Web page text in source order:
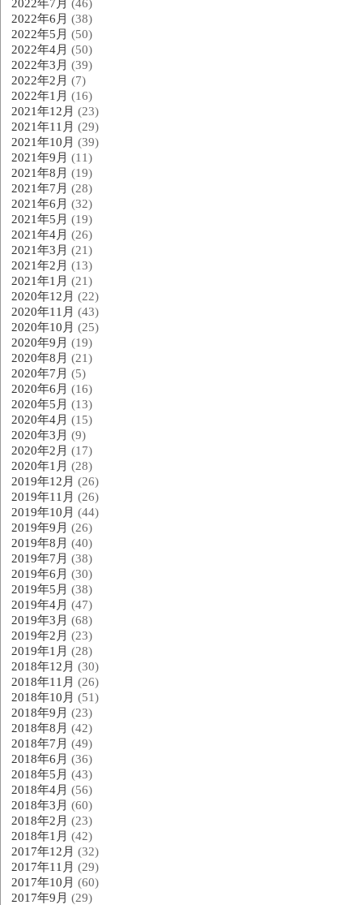
2022年7月 (46)
2022年6月 (38)
2022年5月 (50)
2022年4月 (50)
2022年3月 (39)
2022年2月 (7)
2022年1月 (16)
2021年12月 (23)
2021年11月 (29)
2021年10月 (39)
2021年9月 (11)
2021年8月 (19)
2021年7月 (28)
2021年6月 (32)
2021年5月 (19)
2021年4月 (26)
2021年3月 (21)
2021年2月 (13)
2021年1月 (21)
2020年12月 (22)
2020年11月 (43)
2020年10月 (25)
2020年9月 (19)
2020年8月 (21)
2020年7月 (5)
2020年6月 (16)
2020年5月 (13)
2020年4月 (15)
2020年3月 (9)
2020年2月 (17)
2020年1月 (28)
2019年12月 (26)
2019年11月 (26)
2019年10月 (44)
2019年9月 (26)
2019年8月 (40)
2019年7月 (38)
2019年6月 (30)
2019年5月 (38)
2019年4月 (47)
2019年3月 (68)
2019年2月 (23)
2019年1月 (28)
2018年12月 (30)
2018年11月 (26)
2018年10月 (51)
2018年9月 (23)
2018年8月 (42)
2018年7月 (49)
2018年6月 (36)
2018年5月 (43)
2018年4月 (56)
2018年3月 (60)
2018年2月 (23)
2018年1月 (42)
2017年12月 (32)
2017年11月 (29)
2017年10月 (60)
2017年9月 (29)